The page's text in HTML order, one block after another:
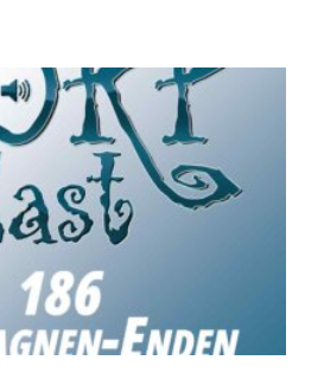
186: Kampagnen-
ohne Ende